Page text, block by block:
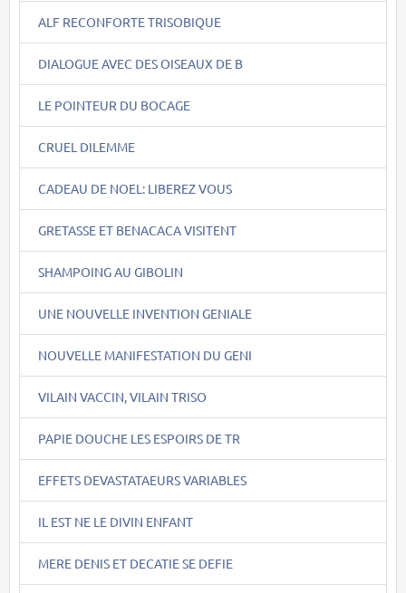
ALF RECONFORTE TRISOBIQUE
DIALOGUE AVEC DES OISEAUX DE B
LE POINTEUR DU BOCAGE
CRUEL DILEMME
CADEAU DE NOEL: LIBEREZ VOUS
GRETASSE ET BENACACA VISITENT
SHAMPOING AU GIBOLIN
UNE NOUVELLE INVENTION GENIALE
NOUVELLE MANIFESTATION DU GENI
VILAIN VACCIN, VILAIN TRISO
PAPIE DOUCHE LES ESPOIRS DE TR
EFFETS DEVASTATAEURS VARIABLES
IL EST NE LE DIVIN ENFANT
MERE DENIS ET DECATIE SE DEFIE